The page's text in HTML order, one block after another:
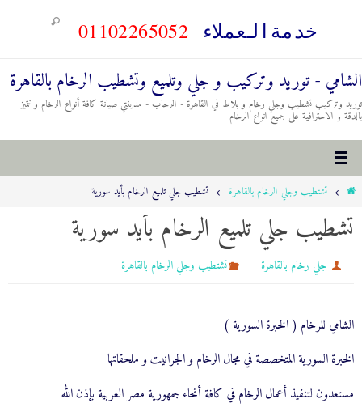
خدمةالعملاء 01102265052
الشامي - توريد وتركيب و جلي وتلميع وتشطيب الرخام بالقاهرة
توريد وتركيب تشطيب وجلي رخام و بلاط في القاهرة - الرحاب - مدينتي صيانة كافة أنواع الرخام و نتميز
بالدقة و الاحترافية على جميع انواع الرخام
تشتطيب وجلي الرخام بالقاهرة تشطيب جلي تلميع الرخام بأيد سورية
تشطيب جلي تلميع الرخام بأيد سورية
جلي رخام بالقاهرة تشتطيب وجلي الرخام بالقاهرة
الشامي للرخام ( الخبرة السورية )
الخبرة السورية المتخصصة في مجال الرخام و الجرانيت و ملحقاتها
مستعدون لتنفيذ أعمال الرخام في كافة أنحاء جمهورية مصر العربية بإذن الله